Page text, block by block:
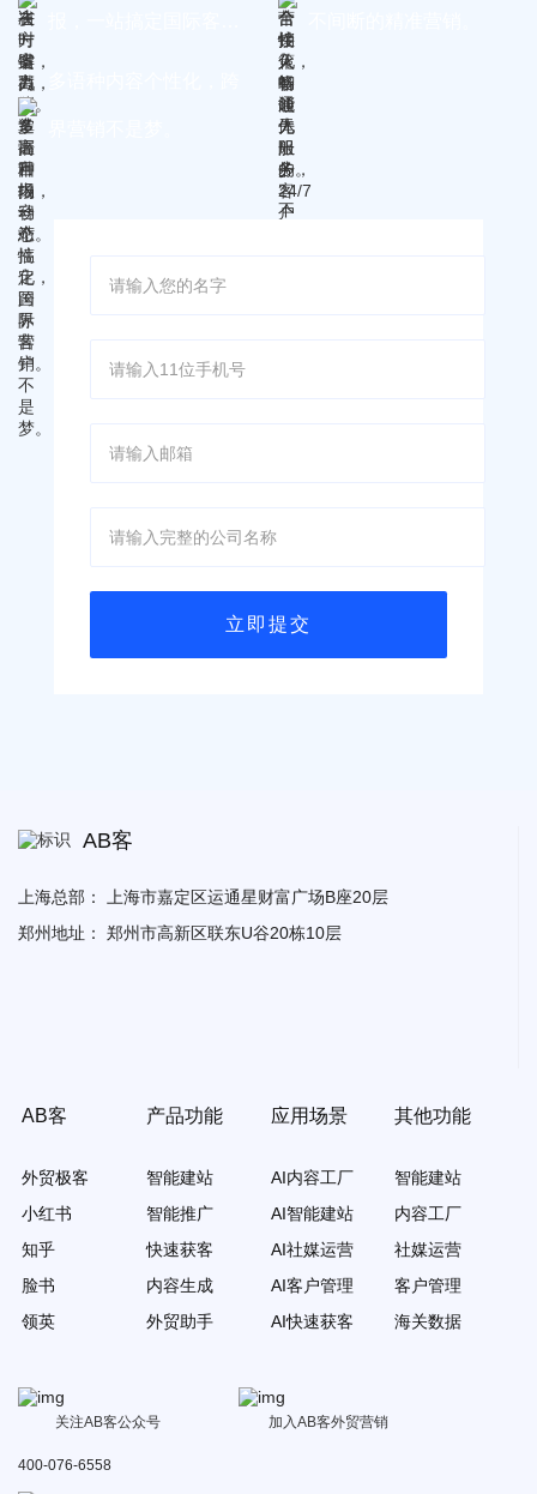
AB客
上海总部：
上海市嘉定区运通星财富广场B座20层
郑州地址：
郑州市高新区联东U谷20栋10层
AB客
外贸极客
小红书
知乎
脸书
领英
产品功能
智能建站
智能推广
快速获客
内容生成
外贸助手
应用场景
AI内容工厂
AI智能建站
AI社媒运营
AI客户管理
AI快速获客
其他功能
智能建站
内容工厂
社媒运营
客户管理
海关数据
关注AB客公众号 加入AB客外贸营销
400-076-6558